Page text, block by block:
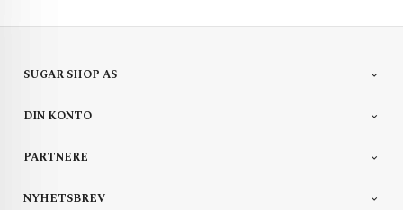
SUGAR SHOP AS
DIN KONTO
PARTNERE
NYHETSBREV